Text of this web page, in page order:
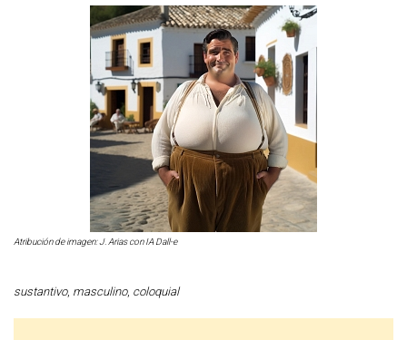
Atribución de imagen: J. Arias con IA Dall-e
sustantivo, masculino, coloquial